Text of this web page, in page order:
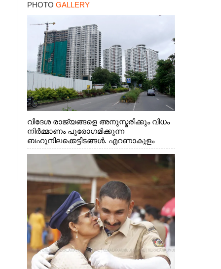
PHOTO GALLERY
വിദേശ രാജ്യങ്ങളെ അനുസ്മരിക്കും വിധം
നിർമ്മാണം പുരോഗമിക്കുന്ന
ബഹുനിലക്കെട്ടിടങ്ങൾ. എറണാകുളം
ചാത്യാത്ത് റോഡിൽ നിന്നുള്ള കാഴ്ച